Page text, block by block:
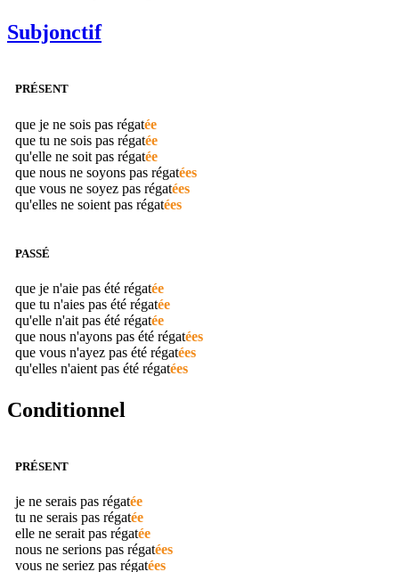
Subjonctif
PRÉSENT
que je ne sois pas régatée
que tu ne sois pas régatée
qu'elle ne soit pas régatée
que nous ne soyons pas régatées
que vous ne soyez pas régatées
qu'elles ne soient pas régatées
PASSÉ
que je n'aie pas été régatée
que tu n'aies pas été régatée
qu'elle n'ait pas été régatée
que nous n'ayons pas été régatées
que vous n'ayez pas été régatées
qu'elles n'aient pas été régatées
Conditionnel
PRÉSENT
je ne serais pas régatée
tu ne serais pas régatée
elle ne serait pas régatée
nous ne serions pas régatées
vous ne seriez pas régatées